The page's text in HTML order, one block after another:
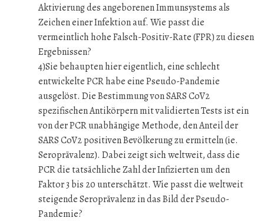
Aktivierung des angeborenen Immunsystems als
Zeichen einer Infektion auf. Wie passt die
vermeintlich hohe Falsch-Positiv-Rate (FPR) zu diesen
Ergebnissen?
4)Sie behaupten hier eigentlich, eine schlecht
entwickelte PCR habe eine Pseudo-Pandemie
ausgelöst. Die Bestimmung von SARS CoV2
spezifischen Antikörpern mit validierten Tests ist ein
von der PCR unabhängige Methode, den Anteil der
SARS CoV2 positiven Bevölkerung zu ermitteln (ie.
Seroprävalenz). Dabei zeigt sich weltweit, dass die
PCR die tatsächliche Zahl der Infizierten um den
Faktor 3 bis 20 unterschätzt. Wie passt die weltweit
steigende Seroprävalenz in das Bild der Pseudo-
Pandemie?